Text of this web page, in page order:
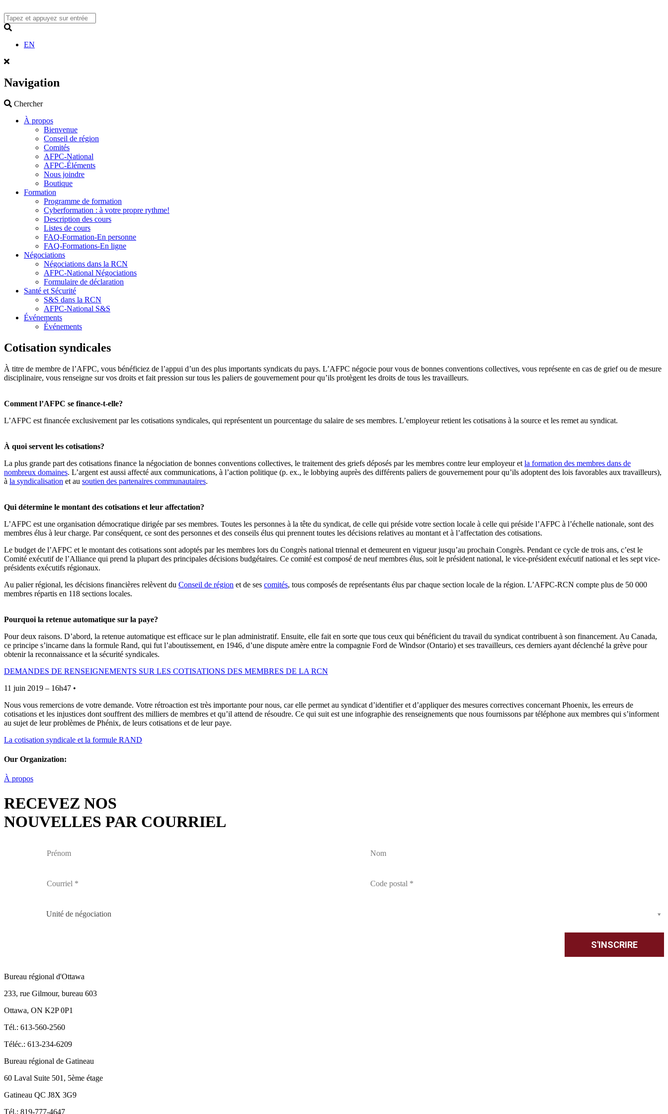
to
content
EN
Navigation
ChercherSearch
À propos
Bienvenue
Conseil de région
Comités
AFPC-National
AFPC-Éléments
Nous joindre
Boutique
Formation
Programme de formation
Cyberformation : à votre propre rythme!
Description des cours
Listes de cours
FAQ-Formation-En personne
FAQ-Formations-En ligne
Négociations
Négociations dans la RCN
AFPC-National Négociations
Formulaire de déclaration
Santé et Sécurité
S&S dans la RCN
AFPC-National S&S
Événements
Événements
Cotisation syndicales
À titre de membre de l’AFPC, vous bénéficiez de l’appui d’un des plus importants syndicats du pays. L’AFPC négocie pour vous de bonnes conventions collectives, vous représente en cas de grief ou de mesure
disciplinaire, vous renseigne sur vos droits et fait pression sur tous les paliers de gouvernement pour qu’ils protègent les droits de tous les travailleurs.
Comment l’AFPC se finance-t-elle?
L’AFPC est financée exclusivement par les cotisations syndicales, qui représentent un pourcentage du salaire de ses membres. L’employeur retient les cotisations à la source et les remet au syndicat.
À quoi servent les cotisations?
La plus grande part des cotisations finance la négociation de bonnes conventions collectives, le traitement des griefs déposés par les membres contre leur employeur et la formation des membres dans de
nombreux domaines. L’argent est aussi affecté aux communications, à l’action politique (p. ex., le lobbying auprès des différents paliers de gouvernement pour qu’ils adoptent des lois favorables aux travailleurs),
à la syndicalisation et au soutien des partenaires communautaires.
Qui détermine le montant des cotisations et leur affectation?
L’AFPC est une organisation démocratique dirigée par ses membres. Toutes les personnes à la tête du syndicat, de celle qui préside votre section locale à celle qui préside l’AFPC à l’échelle nationale, sont des
membres élus à leur charge. Par conséquent, ce sont des personnes et des conseils élus qui prennent toutes les décisions relatives au montant et à l’affectation des cotisations.
Le budget de l’AFPC et le montant des cotisations sont adoptés par les membres lors du Congrès national triennal et demeurent en vigueur jusqu’au prochain Congrès. Pendant ce cycle de trois ans, c’est le
Comité exécutif de l’Alliance qui prend la plupart des principales décisions budgétaires. Ce comité est composé de neuf membres élus, soit le président national, le vice-président exécutif national et les sept vice-
présidents exécutifs régionaux.
Au palier régional, les décisions financières relèvent du Conseil de région et de ses comités, tous composés de représentants élus par chaque section locale de la région. L’AFPC-RCN compte plus de 50 000
membres répartis en 118 sections locales.
Pourquoi la retenue automatique sur la paye?
Pour deux raisons. D’abord, la retenue automatique est efficace sur le plan administratif. Ensuite, elle fait en sorte que tous ceux qui bénéficient du travail du syndicat contribuent à son financement. Au Canada,
ce principe s’incarne dans la formule Rand, qui fut l’aboutissement, en 1946, d’une dispute amère entre la compagnie Ford de Windsor (Ontario) et ses travailleurs, ces derniers ayant déclenché la grève pour
obtenir la reconnaissance et la sécurité syndicales.
DEMANDES DE RENSEIGNEMENTS SUR LES COTISATIONS DES MEMBRES DE LA RCN
11 juin 2019 – 16h47 •
Nous vous remercions de votre demande. Votre rétroaction est très importante pour nous, car elle permet au syndicat d’identifier et d’appliquer des mesures correctives concernant Phoenix, les erreurs de
cotisations et les injustices dont souffrent des milliers de membres et qu’il attend de résoudre. Ce qui suit est une infographie des renseignements que nous fournissons par téléphone aux membres qui s’informent
au sujet de leur problèmes de Phénix, de leurs cotisations et de leur paye.
La cotisation syndicale et la formule RAND
Our Organization:
À propos
RECEVEZ NOS
NOUVELLES PAR COURRIEL
Unité de négociation
Bureau régional d'Ottawa
233, rue Gilmour, bureau 603
Ottawa, ON K2P 0P1
Tél.: 613-560-2560
Téléc.: 613-234-6209
Bureau régional de Gatineau
60 Laval Suite 501, 5ème étage
Gatineau QC J8X 3G9
Tél.: 819-777-4647